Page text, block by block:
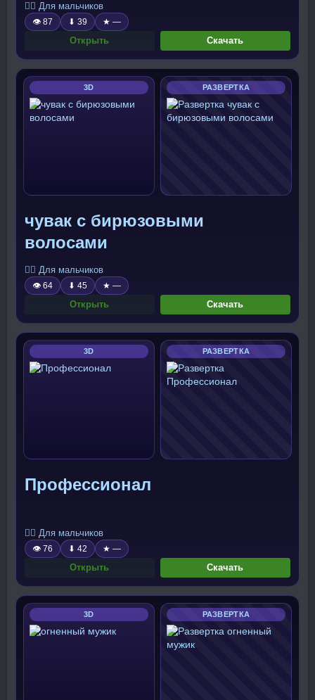
🧍‍♂️ Для мальчиков
👁 87 ⬇ 39 ★ —
Открыть Скачать
3D РАЗВЕРТКА
чувак с бирюзовыми
волосами
🧍‍♂️ Для мальчиков
👁 64 ⬇ 45 ★ —
Открыть Скачать
3D РАЗВЕРТКА
Профессионал
🧍‍♂️ Для мальчиков
👁 76 ⬇ 42 ★ —
Открыть Скачать
3D РАЗВЕРТКА